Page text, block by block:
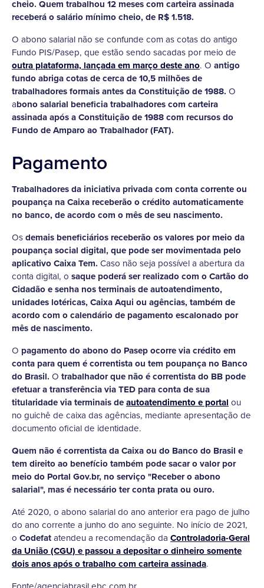
cheio. Quem trabalhou 12 meses com carteira assinada
receberá o salário mínimo cheio, de R$ 1.518.
O abono salarial não se confunde com as cotas do antigo
Fundo PIS/Pasep, que estão sendo sacadas por meio de
outra plataforma, lançada em março deste ano. O antigo
fundo abriga cotas de cerca de 10,5 milhões de
trabalhadores formais antes da Constituição de 1988. O
abono salarial beneficia trabalhadores com carteira
assinada após a Constituição de 1988 com recursos do
Fundo de Amparo ao Trabalhador (FAT).
Pagamento
Trabalhadores da iniciativa privada com conta corrente ou
poupança na Caixa receberão o crédito automaticamente
no banco, de acordo com o mês de seu nascimento.
Osdemais beneficiários receberão os valores por meio da
poupança social digital, que pode ser movimentada pelo
aplicativo Caixa Tem. Caso não seja possível a abertura da
conta digital, o saque poderá ser realizado com o Cartão do
Cidadão e senha nos terminais de autoatendimento,
unidades lotéricas, Caixa Aqui ou agências, também de
acordo com o calendário de pagamento escalonado por
mês de nascimento.
O pagamento do abono do Pasep ocorre via crédito em
conta para quem é correntista ou tem poupança no Banco
do Brasil. O trabalhador que não é correntista do BB pode
efetuar a transferência via TED para conta de sua
titularidade via terminais deautoatendimento e portal ou
no guichê de caixa das agências, mediante apresentação de
documento oficial de identidade.
Quem não é correntista da Caixa ou do Banco do Brasil e
tem direito ao benefício também pode sacar o valor por
meio do Portal Gov.br, no serviço "Receber o abono
salarial", mas é necessário ter conta prata ou ouro.
Até 2020, o abono salarial do ano anterior era pago de julho
do ano corrente a junho do ano seguinte. No início de 2021,
o Codefatatendeu a recomendação da Controladoria-Geral
da União (CGU) e passou a depositar o dinheiro somente
dois anos após o trabalho com carteira assinada.